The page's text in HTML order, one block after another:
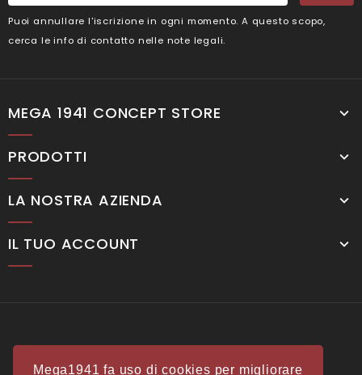
Mega1941 fa uso di cookies per migliorare
Puoi annullare l'iscrizione in ogni momento. A questo scopo,
cerca le info di contatto nelle note legali.
MEGA 1941 CONCEPT STORE
PRODOTTI
LA NOSTRA AZIENDA
IL TUO ACCOUNT